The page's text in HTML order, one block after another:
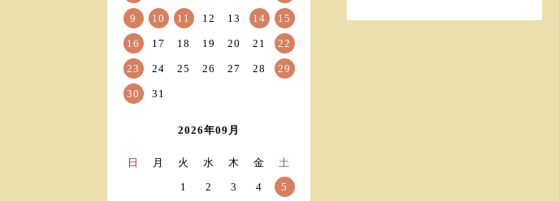
9 10 11 12 13 14 15
16 17 18 19 20 21 22
23 24 25 26 27 28 29
30 31
2026年09月
日 月 火 水 木 金
土
1
2 3 4 5